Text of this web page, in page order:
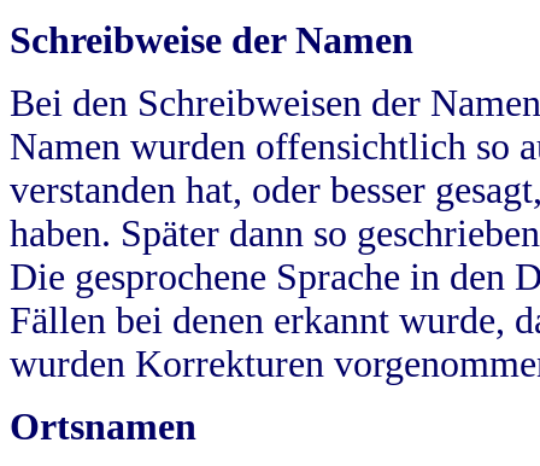
Schreibweise der Namen
Bei den Schreibweisen der
Namen wurden offensichtlich so
verstanden hat, oder besser
haben. Später dann so
Die gesprochene Sprache in
Fällen bei denen erkannt wurde,
wurden Korrekturen
Ortsnamen